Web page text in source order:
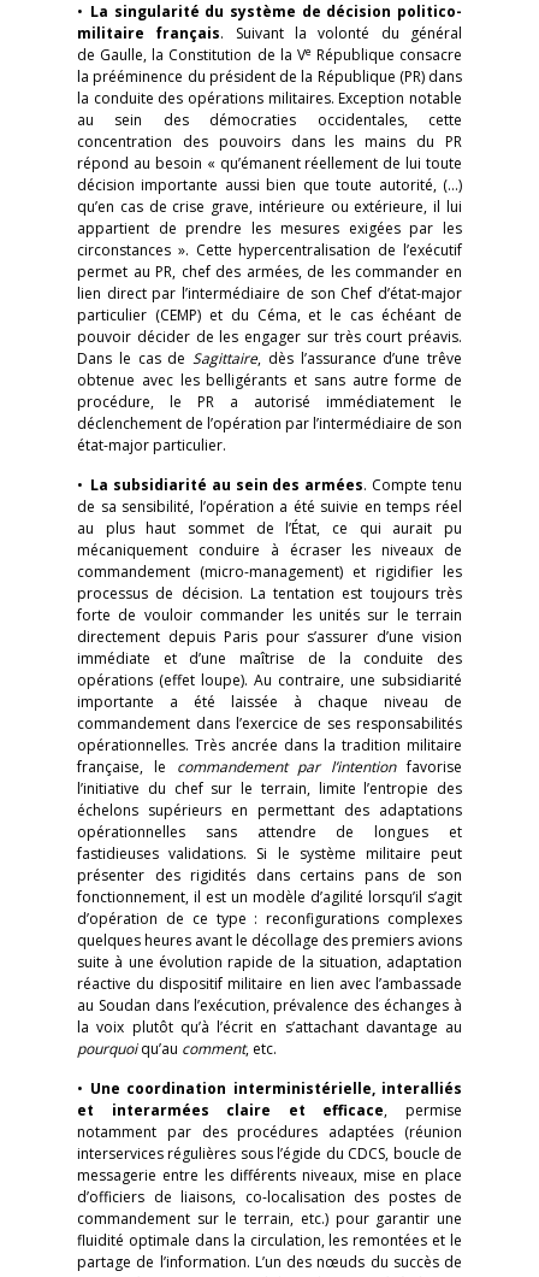
• La singularité du système de décision politico-
militaire français. Suivant la volonté du général
de Gaulle, la Constitution de la VeRépublique consacre
la prééminence du président de la République (PR) dans
la conduite des opérations militaires. Exception notable
au sein des démocraties occidentales, cette
concentration des pouvoirs dans les mains du PR
répond au besoin « qu’émanent réellement de lui toute
décision importante aussi bien que toute autorité, (…)
qu’en cas de crise grave, intérieure ou extérieure, il lui
appartient de prendre les mesures exigées par les
circonstances ». Cette hypercentralisation de l’exécutif
permet au PR, chef des armées, de les commander en
lien direct par l’intermédiaire de son Chef d’état-major
particulier (CEMP) et du Céma, et le cas échéant de
pouvoir décider de les engager sur très court préavis.
Dans le cas de Sagittaire, dès l’assurance d’une trêve
obtenue avec les belligérants et sans autre forme de
procédure, le PR a autorisé immédiatement le
déclenchement de l’opération par l’intermédiaire de son
état-major particulier.
• La subsidiarité au sein des armées. Compte tenu
de sa sensibilité, l’opération a été suivie en temps réel
au plus haut sommet de l’État, ce qui aurait pu
mécaniquement conduire à écraser les niveaux de
commandement (micro-management) et rigidifier les
processus de décision. La tentation est toujours très
forte de vouloir commander les unités sur le terrain
directement depuis Paris pour s’assurer d’une vision
immédiate et d’une maîtrise de la conduite des
opérations (effet loupe). Au contraire, une subsidiarité
importante a été laissée à chaque niveau de
commandement dans l’exercice de ses responsabilités
opérationnelles. Très ancrée dans la tradition militaire
française, le commandement par l’intentionfavorise
l’initiative du chef sur le terrain, limite l’entropie des
échelons supérieurs en permettant des adaptations
opérationnelles sans attendre de longues et
fastidieuses validations. Si le système militaire peut
présenter des rigidités dans certains pans de son
fonctionnement, il est un modèle d’agilité lorsqu’il s’agit
d’opération de ce type : reconfigurations complexes
quelques heures avant le décollage des premiers avions
suite à une évolution rapide de la situation, adaptation
réactive du dispositif militaire en lien avec l’ambassade
au Soudan dans l’exécution, prévalence des échanges à
la voix plutôt qu’à l’écrit en s’attachant davantage au
pourquoiqu’au comment, etc.
• Une coordination interministérielle, interalliés
et interarmées claire et efficace, permise
notamment par des procédures adaptées (réunion
interservices régulières sous l’égide du CDCS, boucle de
messagerie entre les différents niveaux, mise en place
d’officiers de liaisons, co-localisation des postes de
commandement sur le terrain, etc.) pour garantir une
fluidité optimale dans la circulation, les remontées et le
partage de l’information. L’un des nœuds du succès de